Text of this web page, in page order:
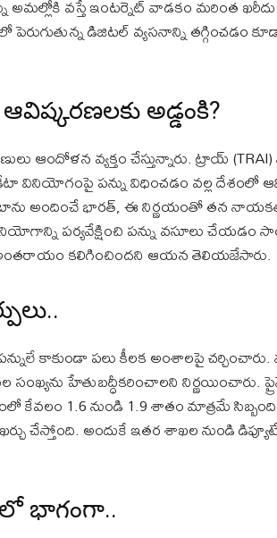
అమల్లోకి వస్తే ఇంటర్నెట్ వాడకం మరింత
డిజిటల్ వ్యసనాన్ని తగ్గించడం
అడ్డంకి?
ఆందోళన వ్యక్తం చేస్తున్నారు. ట్రాయ్
వినియోగంపై పన్ను విధించడం వల్ల దేశంలో
అందించే భారత్, ఈ నిర్ణయంతో తన
పర్యవేక్షించి పన్ను వసూలు చేయడం
కలిగించిందని ఆయన తెలియజేసారు.
కాకుండా పలు కీలక అంశాలపై చర్చించారు.
సంఖ్యను హేతుబద్ధీకరించాలని నిర్ణయించారు.
1.6 నుండి 1.9 శాతం మాత్రమే సిబ్బంది
చేస్తోంది. అందుకే ఇతర శాఖల నుండి
భాగంగా..